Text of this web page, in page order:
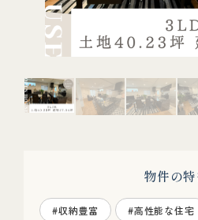
物件の
#収納豊富 #高性能な住宅